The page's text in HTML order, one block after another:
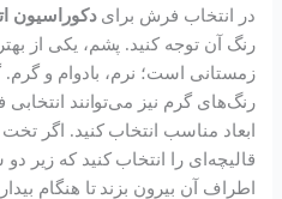
در انتخاب فرش برایدکوراسیون
رنگ آن توجه کنید. پشم، یکی از
زمستانی است؛ نرم، بادوام و
رنگ‌های گرم نیز می‌توانند انتخابی
ابعاد مناسب انتخاب کنید. اگر
قالیچه‌ای را انتخاب کنید که زیر
اطراف آن بیرون بزند تا هنگام